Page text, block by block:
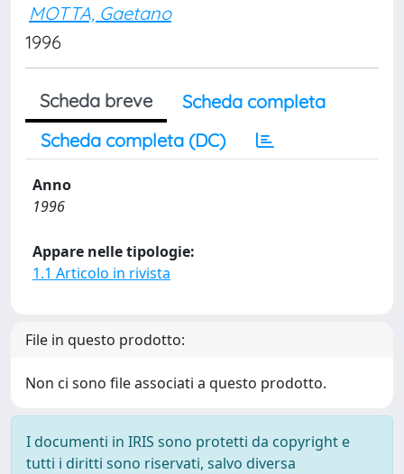
MOTTA, Gaetano
1996
Scheda breve
Scheda completa
Scheda completa (DC)
Anno
1996
Appare nelle tipologie:
1.1 Articolo in rivista
File in questo prodotto:
Non ci sono file associati a questo prodotto.
I documenti in IRIS sono protetti da copyright e
tutti i diritti sono riservati, salvo diversa